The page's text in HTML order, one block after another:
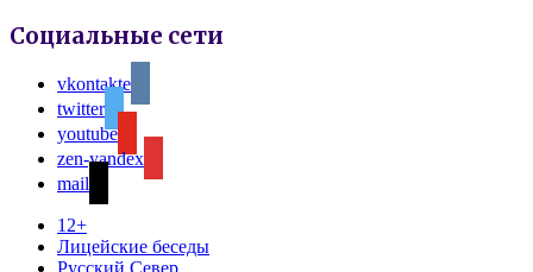
Социальные сети
vkontakte
twitter
youtube
zen-yandex
mail
12+
Лицейские беседы